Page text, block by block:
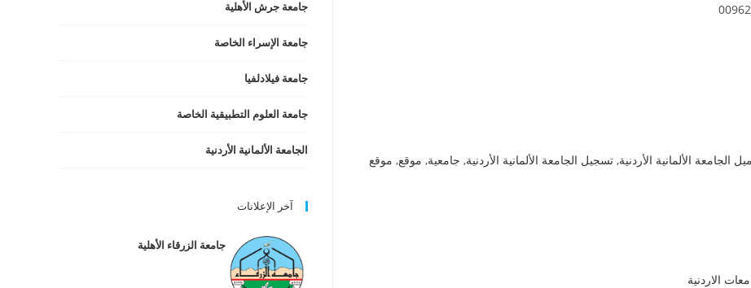
الجامعة الألمانية الأردنية, تسجيل الجامعة الألمانية الأردنية, جامعية, موقع, موقع
الاردنية
جامعة جرش الأهلية
جامعة الإسراء الخاصة
جامعة فيلادلفيا
جامعة العلوم التطبيقية الخاصة
الجامعة الألمانية الأردنية
آخر الإعلانات
جامعة الزرقاء الأهلية